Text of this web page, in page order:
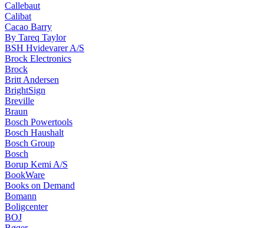
Callebaut
Calibat
Cacao Barry
By Tareq Taylor
BSH Hvidevarer A/S
Brock Electronics
Brock
Britt Andersen
BrightSign
Breville
Braun
Bosch Powertools
Bosch Haushalt
Bosch Group
Bosch
Borup Kemi A/S
BookWare
Books on Demand
Bomann
Boligcenter
BOJ